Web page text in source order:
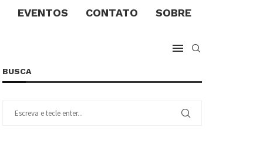
EVENTOS CONTATO SOBRE
BUSCA